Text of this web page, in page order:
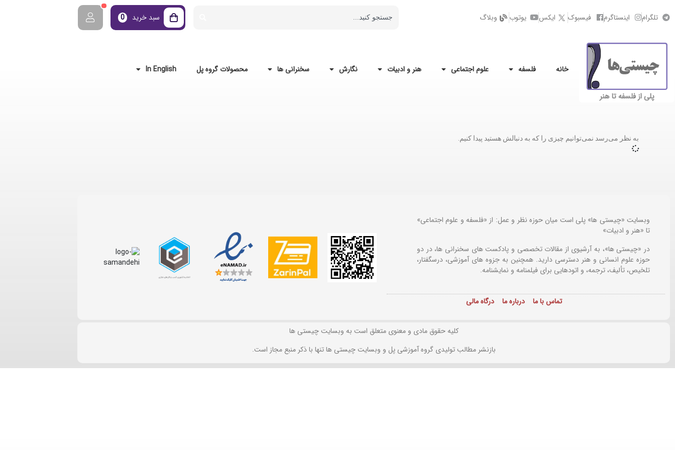
تلگرام اینستاگرم فیسبوک ایکس یوتوب وبلاگ سبد خرید 0
پلی از فلسفه تا هنر
خانه فلسفه علوم اجتماعی هنر و ادبیات نگارش سخنرانی ها محصولات گروه پل In English
به نظر می‌رسد نمی‌توانیم چیزی را که به دنبالش هستید پیدا کنیم.
وبسایت «چیستی ها» پلی است میان حوزه نظر و عمل: از «فلسفه و علوم اجتماعی»
تا «هنر و ادبیات»
در «چیستی ها»، به آرشیوی از مقالات تخصصی و پادکست های سخنرانی ها، در دو
حوزه علوم انسانی و هنر دسترسی دارید. همچنین به جزوه های آموزشی، درسگفتار،
تلخیص، تألیف، ترجمه، و اتودهایی برای فیلمنامه و نمایشنامه.
تماس با ما درباره ما درگاه مالی
کلیه حقوق مادی و معنوی متعلق است به وبسایت چیستی ها
بازنشر مطالب تولیدی گروه آموزشی پل و وبسایت چیستی ها تنها با ذکر منبع مجاز است.